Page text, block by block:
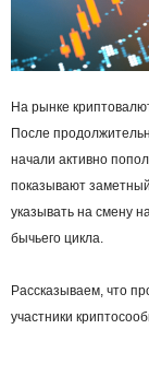
На рынке
После
начали активно
показывают
указывать на смену
бычьего цикла.
Рассказываем, что
участники